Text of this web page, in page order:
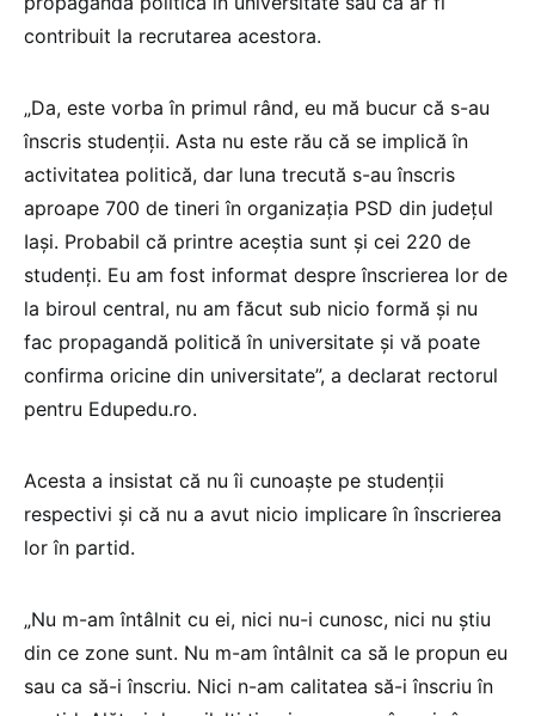
contribuit la recrutarea acestora.
„Da, este vorba în primul rând, eu mă bucur că s-au
înscris studenții. Asta nu este rău că se implică în
activitatea politică, dar luna trecută s-au înscris
aproape 700 de tineri în organizația PSD din județul
Iași. Probabil că printre aceștia sunt și cei 220 de
studenți. Eu am fost informat despre înscrierea lor de
la biroul central, nu am făcut sub nicio formă și nu
fac propagandă politică în universitate și vă poate
confirma oricine din universitate”, a declarat rectorul
pentru Edupedu.ro.
Acesta a insistat că nu îi cunoaște pe studenții
respectivi și că nu a avut nicio implicare în înscrierea
lor în partid.
„Nu m-am întâlnit cu ei, nici nu-i cunosc, nici nu știu
din ce zone sunt. Nu m-am întâlnit ca să le propun eu
sau ca să-i înscriu. Nici n-am calitatea să-i înscriu în